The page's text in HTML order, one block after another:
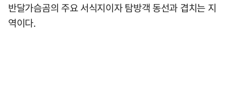
반달가슴곰의 주요 서식지이자 탐방객 동선과 겹치는 지
역이다.